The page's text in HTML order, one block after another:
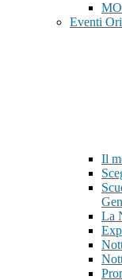
Eventi
Il
La